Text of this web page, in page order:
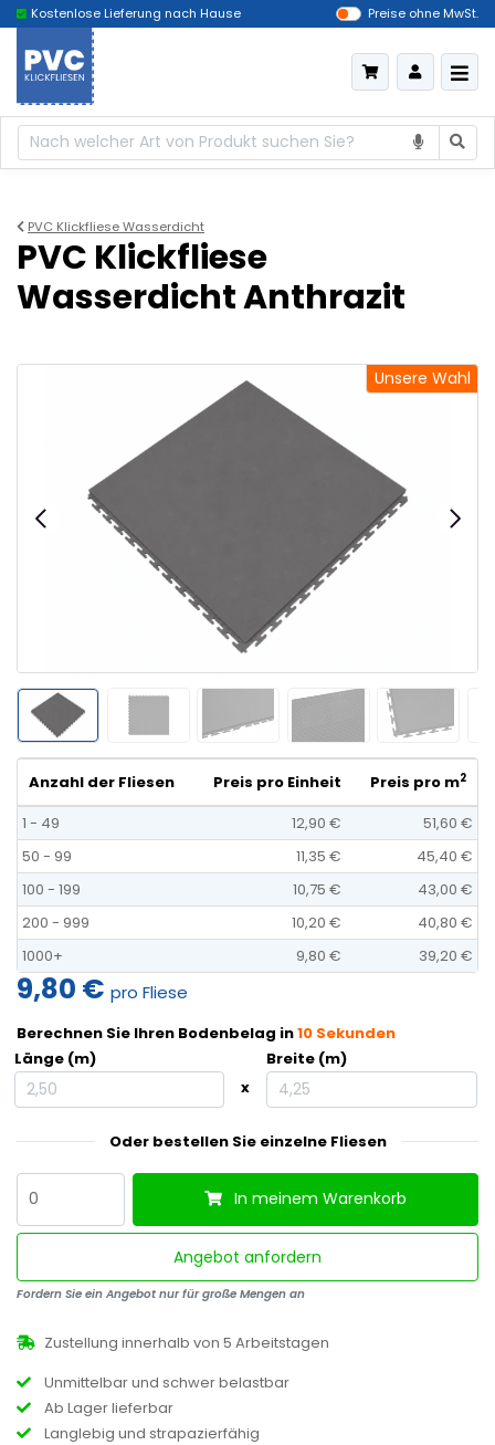
Kostenlose Lieferung nach Hause Das billigste Deutschland
Preise ohne MwSt.
PVC Klickfliese Wasserdicht
PVC Klickfliese
Wasserdicht Anthrazit
Unsere Wahl
Unmittelbar und schwer belastbar
Ab Lager lieferbar
Langlebig und strapazierfähig
Anzahl der Fliesen Preis pro Einheit Preis pro m2
1 - 49 12,90 €
51,60 €
50 - 99
11,35 €
45,40 €
100 - 199
10,75 €
43,00 €
200 - 999
10,20 €
40,80 €
1000+
9,80 € 39,20 €
9,80 € pro Fliese
Berechnen Sie Ihren Bodenbelag in10 Sekunden
Länge (m)
x
Breite (m)
Oder bestellen Sie einzelne Fliesen
In meinem Warenkorb
Angebot anfordern
Fordern Sie ein Angebot nur für große Mengen an
Zustellung innerhalb von 5 Arbeitstagen